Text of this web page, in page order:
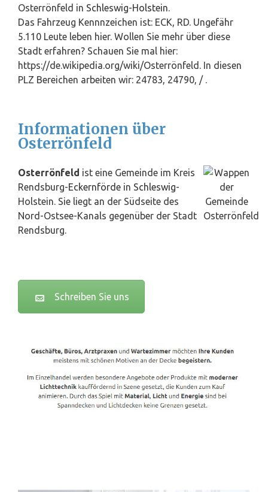
Osterrönfeld in Schleswig-Holstein.
Das Fahrzeug Kennnzeichen ist: ECK, RD. Ungefähr
5.110 Leute leben hier. Wollen Sie mehr über diese
Stadt erfahren? Schauen Sie mal hier:
https://de.wikipedia.org/wiki/Osterrönfeld. In diesen
PLZ Bereichen arbeiten wir: 24783, 24790, / .
Informationen über
Osterrönfeld
Osterrönfeld ist eine Gemeinde im Kreis
Rendsburg-Eckernförde in Schleswig-
Holstein. Sie liegt an der Südseite des
Nord-Ostsee-Kanals gegenüber der Stadt
Rendsburg.
Schreiben Sie uns